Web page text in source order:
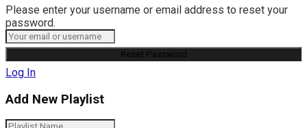
Please enter your username or email address to reset your
password.
Log In
Add New Playlist